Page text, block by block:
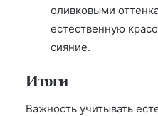
оливковыми
естественную
сияние.
Итоги
Важность учитывать